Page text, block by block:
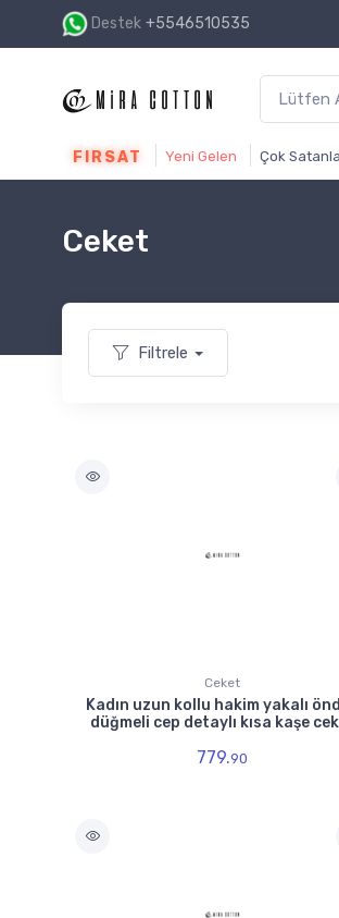
Destek +5546510535
FIRSAT Yeni Gelen Çok
Ceket
Filtrele
Ceket
Kadın uzun kollu hakim yakalı
düğmeli cep detaylı kısa kaşe
779.90